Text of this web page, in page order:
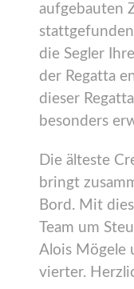
aufgebauten
die Segler
der Regatta
dieser
besonders
Die älteste
bringt
Bord. Mit
Team um
Alois Mögele
vierter.